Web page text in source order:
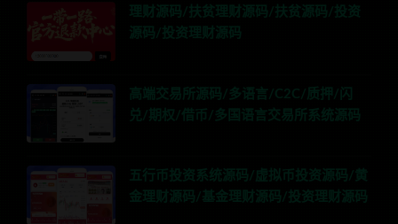
理财源码/扶贫理财源码/扶贫源码/投资
源码/投资理财源码
高端交易所源码/多语言/C2C/质押/闪
兑/期权/借币/多国语言交易所系统源码
五行币投资系统源码/虚拟币投资源码/黄
金理财源码/基金理财源码/投资理财源码